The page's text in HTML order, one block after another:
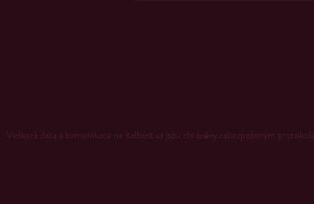
Veškerá data a komunikace na italbest.cz jsou chráněny zabezpečeným